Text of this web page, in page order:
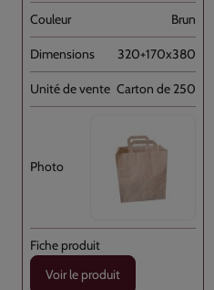
Brun
320+170x380
Carton de 250
Voir le produit